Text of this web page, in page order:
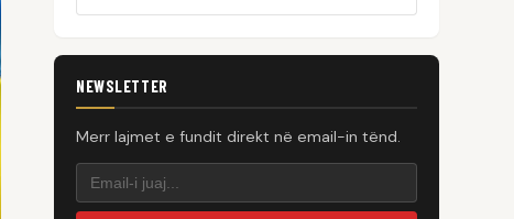
NEWSLETTER
Merr lajmet e fundit direkt në email-in tënd.